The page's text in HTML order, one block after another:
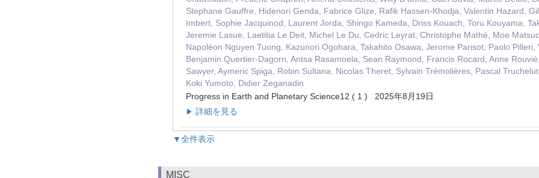
Stephane Gauffre, Hidenori Genda, Fabrice Glize, Rafik Hassen-Khodja, Valentin Hazard,
Imbert, Sophie Jacquinod, Laurent Jorda, Shingo Kameda, Driss Kouach, Toru Kouyama,
Jeremie Lasue, Laetitia Le Deit, Michel Le Du, Cedric Leyrat, Christophe Mathé, Moe
Napoléon Nguyen Tuong, Kazunori Ogohara, Takahito Osawa, Jerome Parisot, Paolo
Benjamin Quertier-Dagorn, Antsa Rasamoela, Sean Raymond, Francis Rocard, Anne
Sawyer, Aymeric Spiga, Robin Sultana, Nicolas Theret, Sylvain Trémolières, Pascal
Koki Yumoto, Didier Zeganadin
Progress in Earth and Planetary Science12 ( 1 ) 2025年8月19日
▶ 詳細を見る
▼全件表示
MISC